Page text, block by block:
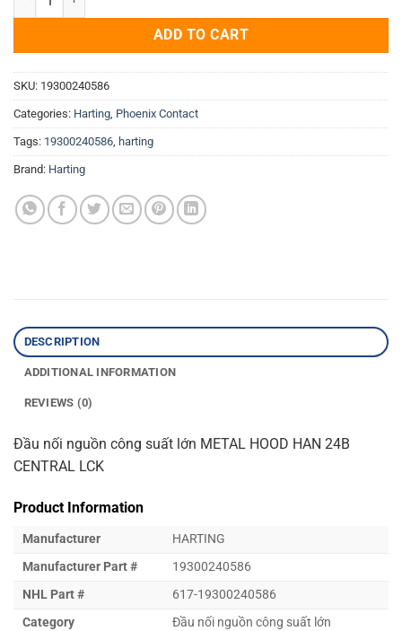
ADD TO CART
SKU: 19300240586
Categories: Harting Phoenix Contact
Tags: 19300240586 harting
Brand: Harting
DESCRIPTION
ADDITIONAL INFORMATION
REVIEWS (0)
Đầu nối nguồn công suất lớn METAL HOOD HAN 24B
CENTRAL LCK
Product Information
Manufacturer
HARTING
Manufacturer Part #
19300240586
NHL Part #
617-19300240586
Category
Đầu nối nguồn công suất lớn